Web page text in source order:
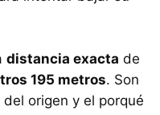
distancia exacta de
195 metros. Son
origen y el porqué